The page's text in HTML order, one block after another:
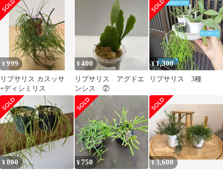
¥999
リプサリス カスッサ
+ディシミリス
¥400
リプサリス アグドエ
ンシス ②
¥1,300
リプサリス 3種
¥800 ¥750 ¥3,600